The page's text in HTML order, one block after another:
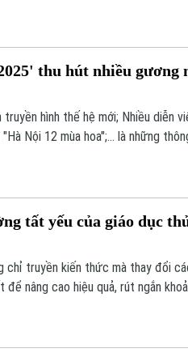
thu hút nhiều gương
hình thế hệ mới; Nhiều diễn
Nội 12 mùa hoa";... là những
tất yếu của giáo dục
chỉ truyền kiến thức mà thay đổi
nâng cao hiệu quả, rút ngắn